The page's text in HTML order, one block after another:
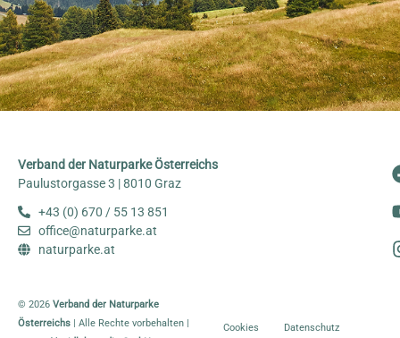
Verband der Naturparke Österreichs
Paulustorgasse 3 | 8010 Graz
+43 (0) 670 / 55 13 851
office@naturparke.at
naturparke.at
© 2026 Verband der Naturparke
Österreichs | Alle Rechte vorbehalten |
Cookies Datenschutz